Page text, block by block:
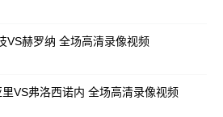
VS赫罗纳 全场高清录像视频
VS弗洛西诺内 全场高清录像视频